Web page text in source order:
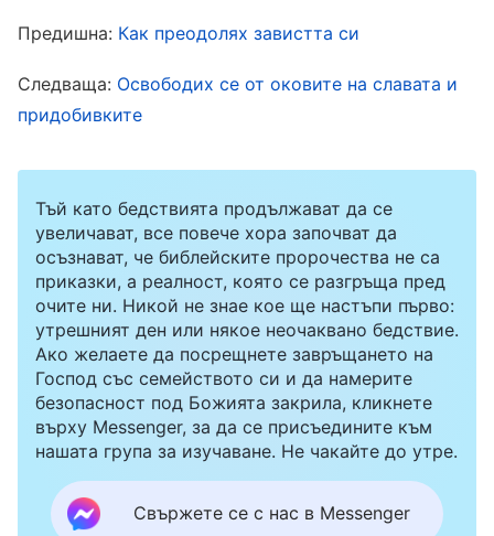
беше пълен провал. Не само че не успях да
разреша проблемите на братята и сестрите,
Как ще се изправя пред братята и сестрите в
бъдеще?“. По това време живеех в негативно
състояние и нямах никаква енергия да ям и
пия Божиите слова. Не бях особено усърден в
проследяването на делото и умишлено
избягвах събиранията. Дори не смеех да се
събирам с водачите и дяконите близо месец.
Някои църковни водачи не разбираха
принципите за разпознаване на хората и
напредъкът по организирането на
Предишна: Как преодолях завистта си
Следваща: Освободих се от оковите на славата и
придобивките
Тъй като бедствията продължават да се
увеличават, все повече хора започват да
осъзнават, че библейските пророчества не са
приказки, а реалност, която се разгръща пред
очите ни. Никой не знае кое ще настъпи първо:
утрешният ден или някое неочаквано бедствие.
Ако желаете да посрещнете завръщането на
Господ със семейството си и да намерите
безопасност под Божията закрила, кликнете
върху Messenger, за да се присъедините към
нашата група за изучаване. Не чакайте до утре.
Свържете се с нас в Messenger